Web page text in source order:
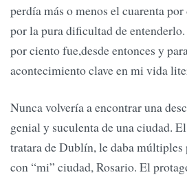
perdía más o menos el cuarenta
por la pura dificultad de
por ciento fue,desde entonces y
acontecimiento clave en mi vida
Nunca volvería a encontrar una
genial y suculenta de una ciudad.
tratara de Dublín, le daba múltiples
con “mi” ciudad, Rosario. El